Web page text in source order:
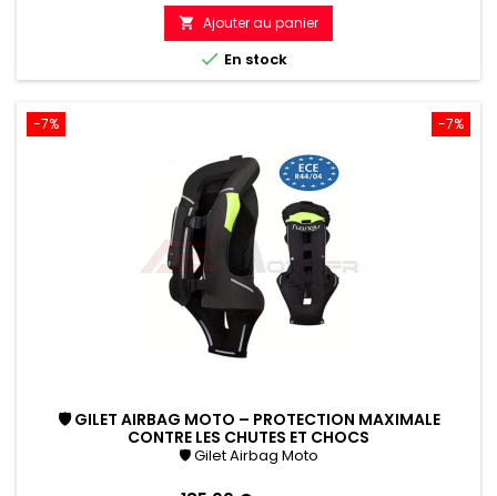
de
référence
 Ajouter au panier
 En stock
-7%
-7%
🛡 GILET AIRBAG MOTO – PROTECTION MAXIMALE
CONTRE LES CHUTES ET CHOCS
🛡 Gilet Airbag Moto